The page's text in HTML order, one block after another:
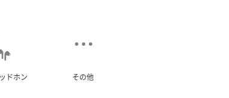
ドホン その他